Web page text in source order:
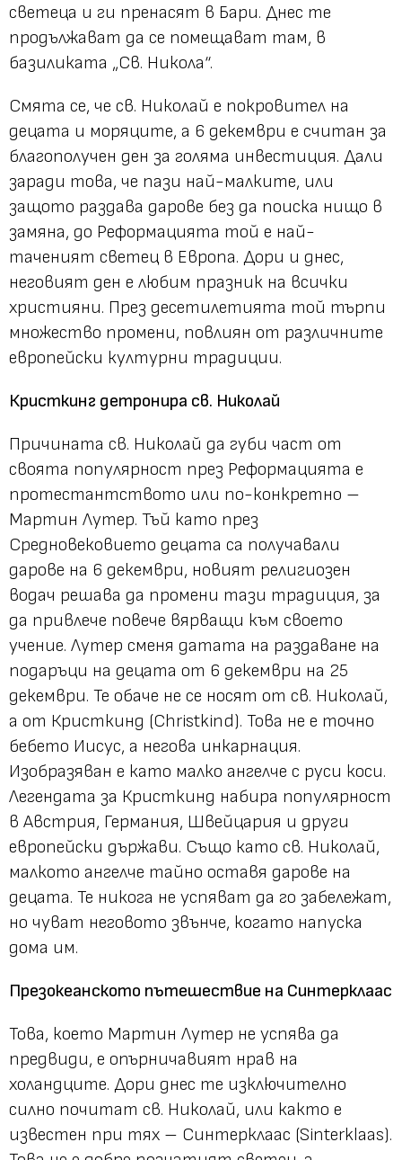
светеца и ги пренасят в Бари. Днес те
продължават да се помещават там, в
базиликата „Св. Никола“.
Смята се, че св. Николай е покровител на
децата и моряците, а 6 декември е считан за
благополучен ден за голяма инвестиция. Дали
заради това, че пази най-малките, или
защото раздава дарове без да поиска нищо в
замяна, до Реформацията той е най-
таченият светец в Европа. Дори и днес,
неговият ден е любим празник на всички
християни. През десетилетията той търпи
множество промени, повлиян от различните
европейски културни традиции.
Кристкинг детронира св. Николай
Причината св. Николай да губи част от
своята популярност през Реформацията е
протестантството или по-конкретно –
Мартин Лутер. Тъй като през
Средновековието децата са получавали
дарове на 6 декември, новият религиозен
водач решава да промени тази традиция, за
да привлече повече вярващи към своето
учение. Лутер сменя датата на раздаване на
подаръци на децата от 6 декември на 25
декември. Те обаче не се носят от св. Николай,
а от Кристкинд (Christkind). Това не е точно
бебето Иисус, а негова инкарнация.
Изобразяван е като малко ангелче с руси коси.
Легендата за Кристкинд набира популярност
в Австрия, Германия, Швейцария и други
европейски държави. Също като св. Николай,
малкото ангелче тайно оставя дарове на
децата. Те никога не успяват да го забележат,
но чуват неговото звънче, когато напуска
дома им.
Презокеанското пътешествие на Синтерклаас
Това, което Мартин Лутер не успява да
предвиди, е опърничавият нрав на
холандците. Дори днес те изключително
силно почитат св. Николай, или както е
известен при тях – Синтерклаас (Sinterklaas).